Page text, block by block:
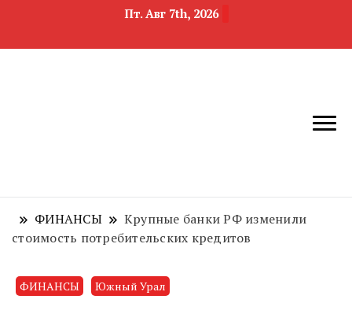
Пт. Авг 7th, 2026
область
недвижимости
ФИНАНСЫ
Крупные банки РФ изменили
стоимость потребительских кредитов
ФИНАНСЫ Южный Урал